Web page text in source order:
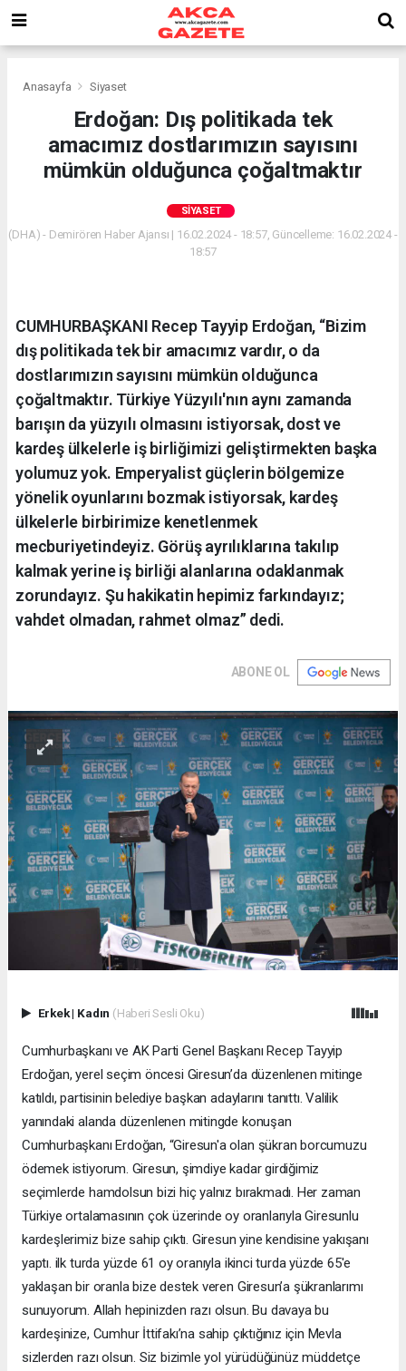
Anasayfa Siyaset
Erdoğan: Dış politikada tek
amacımız dostlarımızın sayısını
mümkün olduğunca çoğaltmaktır
SIYASET
(DHA) - Demirören Haber Ajansı | 16.02.2024 - 18:57, Güncelleme: 16.02.2024 -
18:57
CUMHURBAŞKANI Recep Tayyip Erdoğan, “Bizim
dış politikada tek bir amacımız vardır, o da
dostlarımızın sayısını mümkün olduğunca
çoğaltmaktır. Türkiye Yüzyılı'nın aynı zamanda
barışın da yüzyılı olmasını istiyorsak, dost ve
kardeş ülkelerle iş birliğimizi geliştirmekten başka
yolumuz yok. Emperyalist güçlerin bölgemize
yönelik oyunlarını bozmak istiyorsak, kardeş
ülkelerle birbirimize kenetlenmek
mecburiyetindeyiz. Görüş ayrılıklarına takılıp
kalmak yerine iş birliği alanlarına odaklanmak
zorundayız. Şu hakikatin hepimiz farkındayız;
vahdet olmadan, rahmet olmaz” dedi.
ABONE OL
Erkek| Kadın (Haberi Sesli Oku)
Cumhurbaşkanı ve AK Parti Genel Başkanı Recep Tayyip
Erdoğan, yerel seçim öncesi Giresun’da düzenlenen mitinge
katıldı, partisinin belediye başkan adaylarını tanıttı. Valilik
yanındaki alanda düzenlenen mitingde konuşan
Cumhurbaşkanı Erdoğan, “Giresun'a olan şükran borcumuzu
ödemek istiyorum. Giresun, şimdiye kadar girdiğimiz
seçimlerde hamdolsun bizi hiç yalnız bırakmadı. Her zaman
Türkiye ortalamasının çok üzerinde oy oranlarıyla Giresunlu
kardeşlerimiz bize sahip çıktı. Giresun yine kendisine yakışanı
yaptı. ilk turda yüzde 61 oy oranıyla ikinci turda yüzde 65'e
yaklaşan bir oranla bize destek veren Giresun’a şükranlarımı
sunuyorum. Allah hepinizden razı olsun. Bu davaya bu
kardeşinize, Cumhur İttifakı’na sahip çıktığınız için Mevla
sizlerden razı olsun. Siz bizimle yol yürüdüğünüz müddetçe